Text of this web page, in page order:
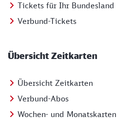
Tickets für Ihr Bundesland
Verbund-Tickets
Übersicht Zeitkarten
Übersicht Zeitkarten
Verbund-Abos
Wochen- und Monatskarten